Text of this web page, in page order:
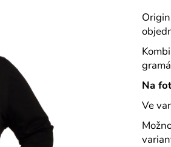
Na
Ve
ROVNÝ TEPLÁKOVÝ KABÁT -
VARIANTY DÉLEK
1 200 Kč